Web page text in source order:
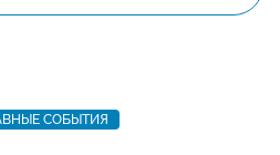
СОБЫТИЯ